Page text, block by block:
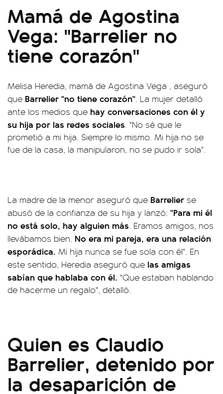
Mamá de Agostina
Vega: "Barrelier no
tiene corazón"
Melisa Heredia, mamá de Agostina Vega , aseguró
que Barrelier "no tiene corazón". La mujer detalló
ante los medios que hay conversaciones con él y
su hija por las redes sociales. "No sé que le
prometió a mi hija. Siempre lo mismo. Mi hija no se
fue de la casa, la manipularon, no se pudo ir sola".
La madre de la menor aseguró que Barrelier se
abusó de la confianza de su hija y lanzó: "Para mi él
no está solo, hay alguien más. Eramos amigos, nos
llevábamos bien. No era mi pareja, era una relación
esporádica. Mi hija nunca se fue sola con él". En
este sentido, Heredia aseguró que las amigas
sabían que hablaba con él. "Que estaban hablando
de hacerme un regalo", detalló.
Quien es Claudio
Barrelier, detenido por
la desaparición de